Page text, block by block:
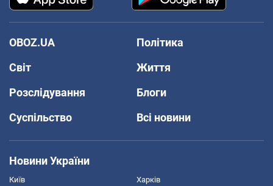
OBOZ.UA
Політика
Світ
Життя
Розслідування
Блоги
Суспільство
Всі новини
Новини України
Київ Харків